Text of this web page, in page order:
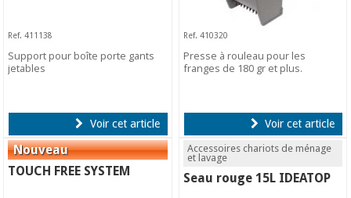
Ref. 411138
Support pour boîte porte gants
jetables
Voir cet article
Ref. 410320
Presse à rouleau pour les
franges de 180 gr et plus.
Voir cet article
TOUCH FREE SYSTEM
Accessoires chariots de ménage
et lavage
Seau rouge 15L IDEATOP